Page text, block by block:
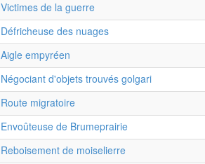
Victimes de la guerre
Défricheuse des nuages
Aigle empyréen
Négociant d'objets trouvés golgari
Route migratoire
Envoûteuse de Brumeprairie
Reboisement de moiselierre